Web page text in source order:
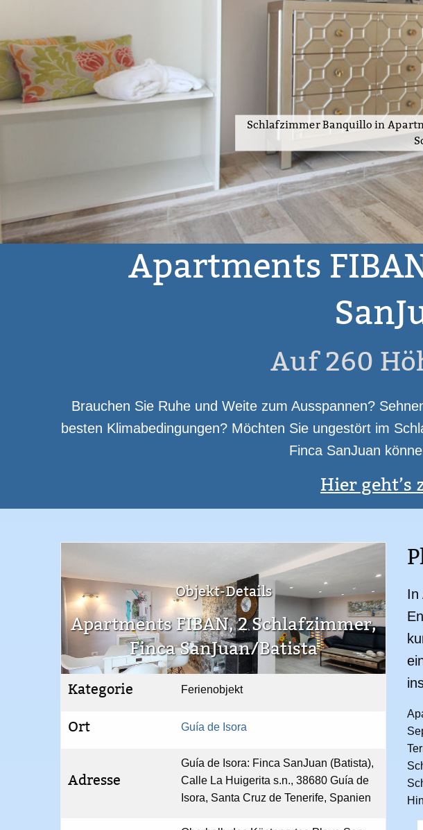
Schlafzimmer Banquillo in
Ferienobjekt bis zu 6 2 Schlafzimmer
Finca
Apartments
Auf 260
Brauchen Sie Ruhe und Weite zum Ausspannen?
besten Klimabedingungen? Möchten Sie ungestört im
Finca SanJuan
Hier
Objekt-Details
Apartments FIBAN, 2 Schlafzimmer,
Finca SanJuan/Batista
Kategorie Ferienobjekt
Ort Guía de Isora
Adresse
Guía de Isora: Finca SanJuan (Batista),
Calle La Huigerita s.n., 38680 Guía de
Isora, Santa Cruz de Tenerife, Spanien
In